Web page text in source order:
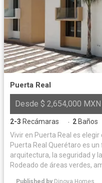
Puerta Real
Desde $ 2,654,000 MXN
2-3 Recámaras · 2 Baños
Vivir en Puerta Real es
Puerta Real Querétaro es
arquitectura, la seguridad y
Rodeado de áreas verdes,